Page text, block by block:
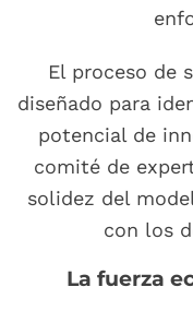
El proceso de
diseñado para
potencial de
comité de
solidez del
con los
La fuerza